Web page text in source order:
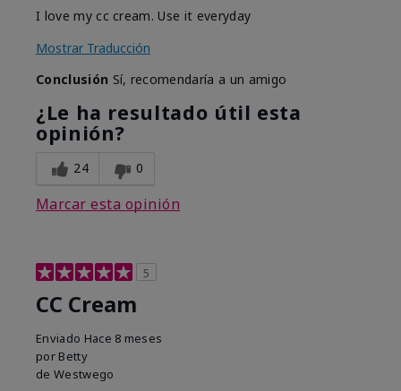
I love my cc cream. Use it everyday
Mostrar Traducción
Conclusión Sí, recomendaría a un amigo
¿Le ha resultado útil esta
opinión?
24 0
Marcar esta opinión
5
CC Cream
Enviado Hace 8 meses
por Betty
de Westwego